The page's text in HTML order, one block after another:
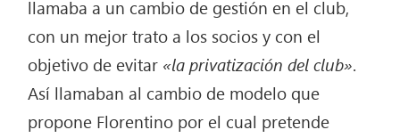
llamaba a un cambio de gestión en el club,
con un mejor trato a los socios y con el
objetivo de evitar «la privatización del club».
Así llamaban al cambio de modelo que
propone Florentino por el cual pretende